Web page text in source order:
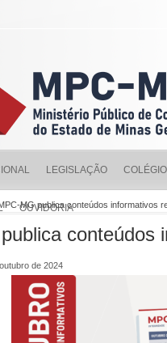
LEGISLAÇÃO
OUVIDORIA
MG publica conteúdos informativos
conteúdos
de 2024